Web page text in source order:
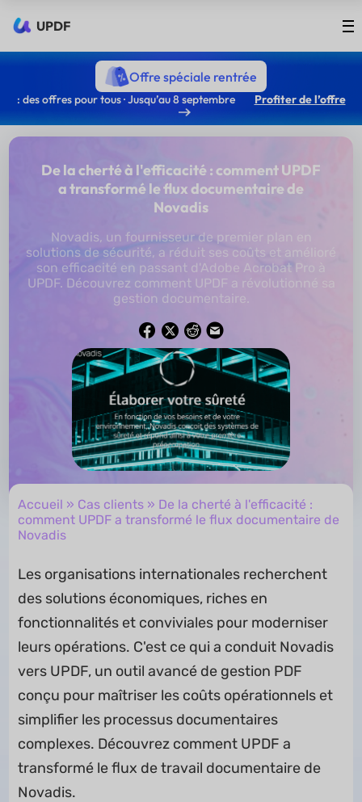
UPDF
Offre spéciale rentrée
: des offres pour tous · Jusqu’au 8 septembre Profiter de l’offre
De la cherté à l'efficacité : comment UPDF
a transformé le flux documentaire de
Novadis
Novadis, un fournisseur de premier plan en
solutions de sécurité, a réduit ses coûts et amélioré
son efficacité en passant d'Adobe Acrobat Pro à
UPDF. Découvrez comment UPDF a révolutionné sa
gestion documentaire.
Accueil » Cas clients» De la cherté à l'efficacité :
comment UPDF a transformé le flux documentaire de
Novadis
Les organisations internationales recherchent
des solutions économiques, riches en
fonctionnalités et conviviales pour moderniser
leurs opérations. C'est ce qui a conduit Novadis
vers UPDF, un outil avancé de gestion PDF
conçu pour maîtriser les coûts opérationnels et
simplifier les processus documentaires
complexes. Découvrez comment UPDF a
transformé le flux de travail documentaire de
Novadis.